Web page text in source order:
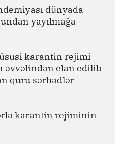
dünyada
yayılmağa
karantin rejimi
əvvəlindən elan edilib
quru sərhədlər
karantin rejiminin